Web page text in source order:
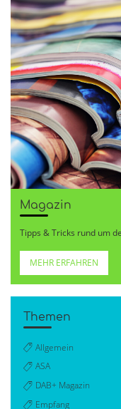
Magazin
Tipps & Tricks rund um
MEHR ERFAHREN
Themen
Allgemein
ASA
DAB+ Magazin
Empfang